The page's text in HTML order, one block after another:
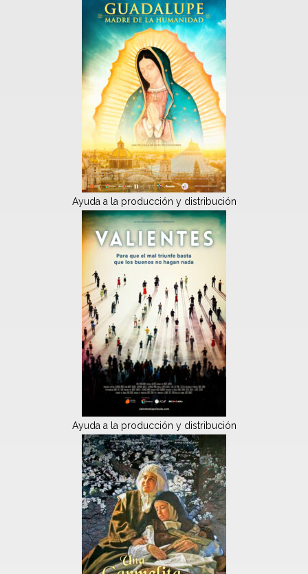
Ayuda a la producción y distribución
Ayuda a la producción y distribución